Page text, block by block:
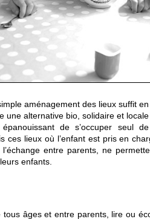
aménagement des lieux suffit
alternative bio, solidaire et
de s’occuper seul
lieux où l’enfant est pris en
entre parents, ne
enfants.
âges et entre parents, lire ou